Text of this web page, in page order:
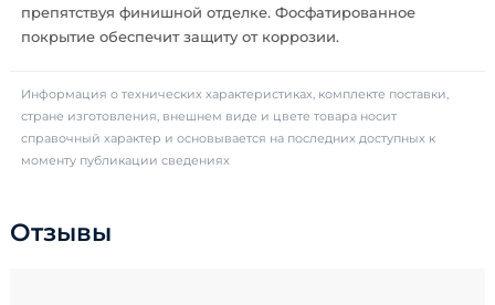
препятствуя финишной отделке. Фосфатированное
покрытие обеспечит защиту от коррозии.
Информация о технических характеристиках, комплекте поставки,
стране изготовления, внешнем виде и цвете товара носит
справочный характер и основывается на последних доступных к
моменту публикации сведениях
Отзывы